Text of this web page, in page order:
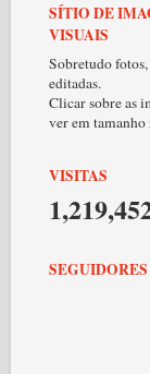
SÍTIO DE
VISUAIS
Sobretudo
editadas.
Clicar sobre as
ver em tamanho
VISITAS
SEGUIDORES